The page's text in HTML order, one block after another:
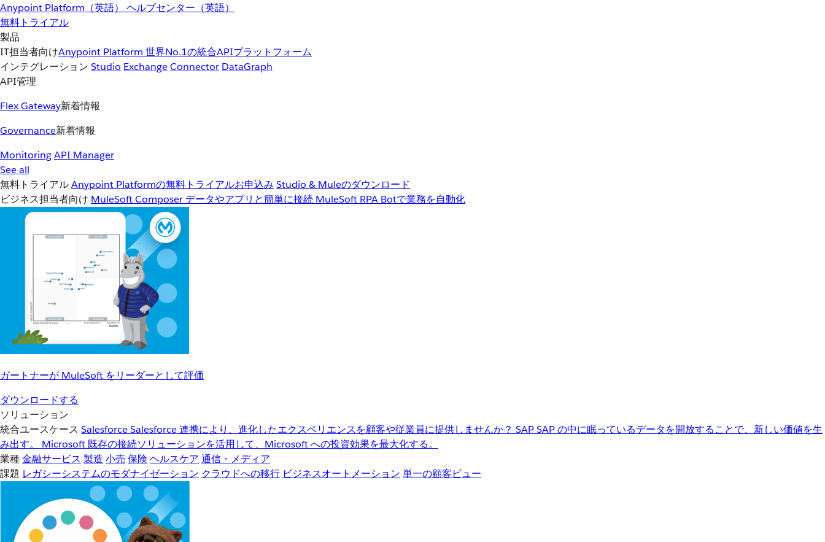
Anypoint Platform（英語） ヘルプセンター（英語）
無料トライアル
製品
IT担当者向けAnypoint Platform 世界No.1の統合APIプラットフォーム
インテグレーション Studio ExchangeConnector DataGraph
API管理
Flex Gateway新着情報
Governance新着情報
MonitoringAPI Manager
See all
無料トライアルAnypoint Platformの無料トライアルお申込み Studio & Muleのダウンロード
ビジネス担当者向け MuleSoft Composer データやアプリと簡単に接続 MuleSoft RPA Botで業務を自動化
ガートナーが MuleSoft をリーダーとして評価
ダウンロードする
ソリューション
統合ユースケース SalesforceSalesforce 連携により、進化したエクスペリエンスを顧客や従業員に提供しませんか？ SAPSAP の中に眠っているデータを開放することで、新しい価値を生
み出す。
Microsoft 既存の接続ソリューションを活用して、Microsoft への投資効果を最大化する。
業種金融サービス 製造 小売 保険 ヘルスケア 通信・メディア
課題 レガシーシステムのモダナイゼーション クラウドへの移行 ビジネスオートメーション 単一の顧客ビュー